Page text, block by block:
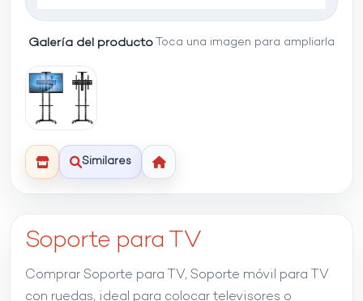
Galería del producto Toca una imagen para ampliarla
Similares
Soporte para TV
Comprar Soporte para TV, Soporte móvil para TV
con ruedas, ideal para colocar televisores o